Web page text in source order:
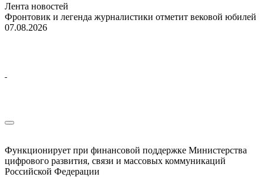
Лента новостей
Фронтовик и легенда журналистики отметит вековой юбилей
07.08.2026
Функционирует при финансовой поддержке Министерства
цифрового развития, связи и массовых коммуникаций
Российской Федерации